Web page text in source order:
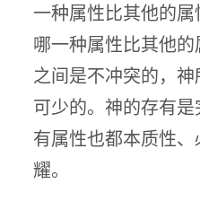
一种属性比其他的
哪一种属性比其他
之间是不冲突的，
可少的。神的存有
有属性也都本质性
耀。